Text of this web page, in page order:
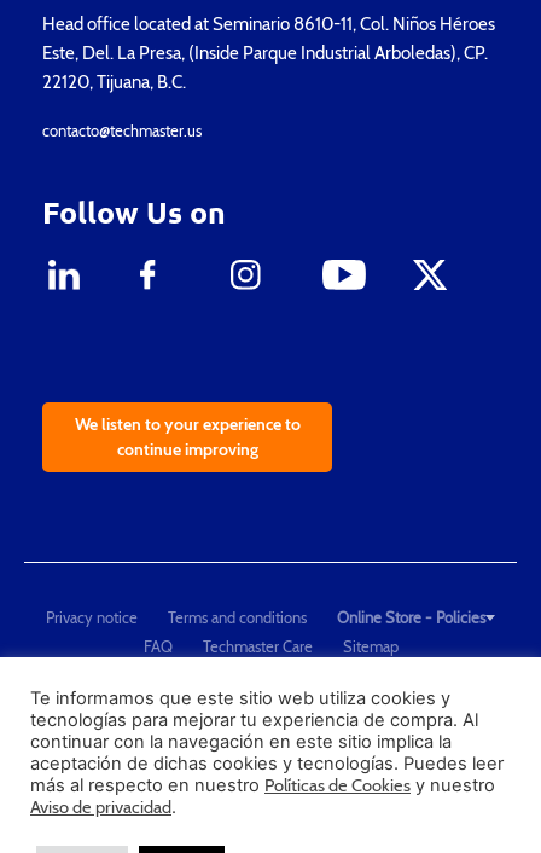
Head office located at Seminario 8610-11, Col. Niños Héroes
Este, Del. La Presa, (Inside Parque Industrial Arboledas), CP.
22120, Tijuana, B.C.
contacto@techmaster.us
Follow Us on
We listen to your experience to
continue improving
Privacy notice Terms and conditions
Online Store - Policies
FAQ
Techmaster Care
Sitemap
"Techmaster de México is The Global Leader in Test Equipment Solutions -
Calibration, Dimensional Measurement and Testing"
PROFECO
CONDUSEF
Te informamos que este sitio web utiliza cookies y
tecnologías para mejorar tu experiencia de compra. Al
continuar con la navegación en este sitio implica la
aceptación de dichas cookies y tecnologías. Puedes leer
más al respecto en nuestro Políticas de Cookies y nuestro
Aviso de privacidad.